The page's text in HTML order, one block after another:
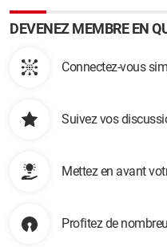
DEVENEZ MEMBRE EN
Connectez-vous
Suivez vos
Mettez en avant
Profitez de